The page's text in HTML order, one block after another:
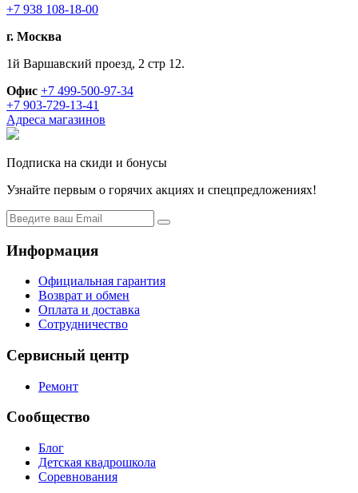
+7 938 108-18-00
г. Москва
1й Варшавский проезд, 2 стр 12.
Офис +7 499-500-97-34
+7 903-729-13-41
Адреса магазинов
Подписка на скиди и бонусы
Узнайте первым о горячих акциях и спецпредложениях!
Информация
Официальная гарантия
Возврат и обмен
Оплата и доставка
Сотрудничество
Сервисный центр
Ремонт
Сообщество
Блог
Детская квадрошкола
Соревнования